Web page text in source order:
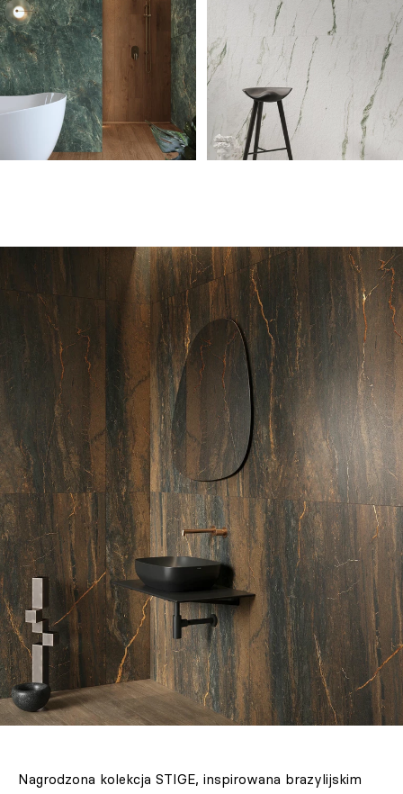
Nagrodzona kolekcja STIGE, inspirowana brazylijskim